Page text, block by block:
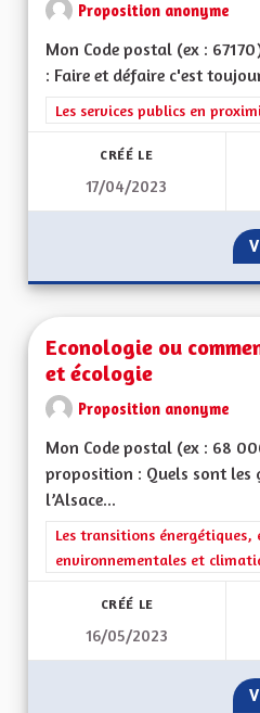
Proposition anonyme
Mon Code postal (ex :
: Faire et défaire c'est
Filtrer les résultats de la
Les services publics en
CRÉÉ LE
17/04/2023
Econologie ou
et écologie
Proposition anonyme
Mon Code postal (ex : 68
proposition : Quels sont les
l’Alsace...
Filtrer les résultats de la
Les transitions énergétiques,
environnementales et
CRÉÉ LE
16/05/2023